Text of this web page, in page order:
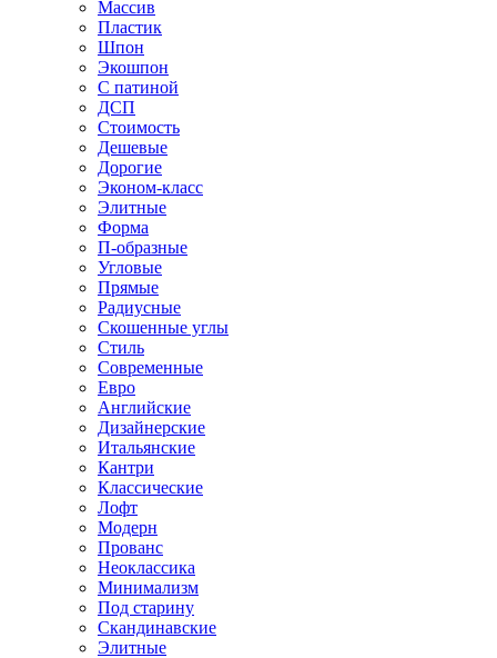
Массив
Пластик
Шпон
Экошпон
С патиной
ДСП
Стоимость
Дешевые
Дорогие
Эконом-класс
Элитные
Форма
П-образные
Угловые
Прямые
Радиусные
Скошенные углы
Стиль
Современные
Евро
Английские
Дизайнерские
Итальянские
Кантри
Классические
Лофт
Модерн
Прованс
Неоклассика
Минимализм
Под старину
Скандинавские
Элитные